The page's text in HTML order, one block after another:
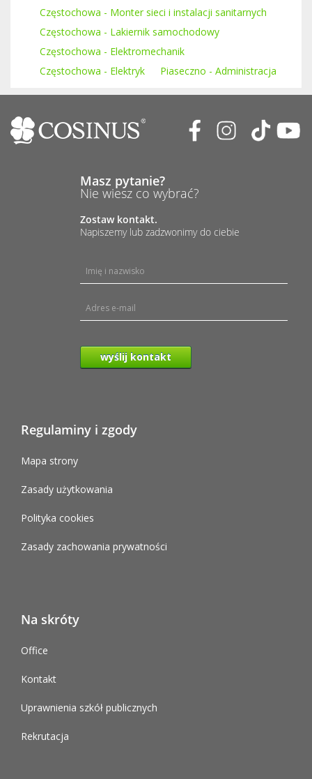
Częstochowa - Monter sieci i instalacji sanitarnych
Częstochowa - Lakiernik samochodowy
Częstochowa - Elektromechanik
Częstochowa - Elektryk
Piaseczno - Administracja
Masz pytanie?
Nie wiesz co wybrać?
Zostaw kontakt.
Napiszemy lub zadzwonimy do ciebie
wyślij kontakt
Regulaminy i zgody
Mapa strony
Zasady użytkowania
Polityka cookies
Zasady zachowania prywatności
Na skróty
Office
Kontakt
Uprawnienia szkół publicznych
Rekrutacja